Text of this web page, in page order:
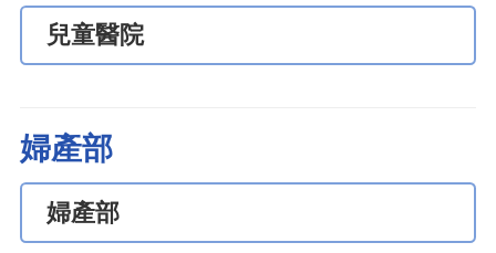
兒童醫院
婦產部
婦產部